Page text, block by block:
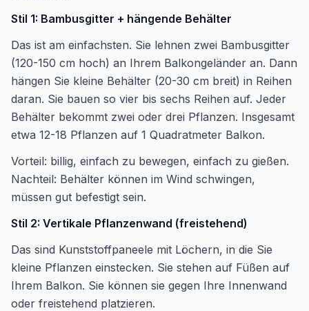
Stil 1: Bambusgitter + hängende Behälter
Das ist am einfachsten. Sie lehnen zwei Bambusgitter
(120-150 cm hoch) an Ihrem Balkongeländer an. Dann
hängen Sie kleine Behälter (20-30 cm breit) in Reihen
daran. Sie bauen so vier bis sechs Reihen auf. Jeder
Behälter bekommt zwei oder drei Pflanzen. Insgesamt
etwa 12-18 Pflanzen auf 1 Quadratmeter Balkon.
Vorteil: billig, einfach zu bewegen, einfach zu gießen.
Nachteil: Behälter können im Wind schwingen,
müssen gut befestigt sein.
Stil 2: Vertikale Pflanzenwand (freistehend)
Das sind Kunststoffpaneele mit Löchern, in die Sie
kleine Pflanzen einstecken. Sie stehen auf Füßen auf
Ihrem Balkon. Sie können sie gegen Ihre Innenwand
oder freistehend platzieren.